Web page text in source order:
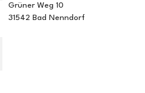
Grüner Weg 10
31542 Bad Nenndorf